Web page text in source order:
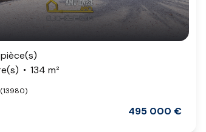
134 m²
495 000 €